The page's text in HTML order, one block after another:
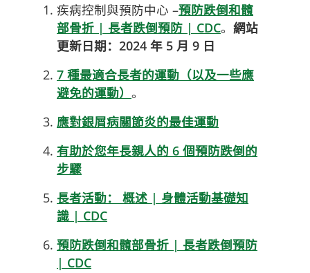
疾病控制與預防中心 –預防跌倒和髖
部骨折 | 長者跌倒預防 | CDC。 網站
更新日期：2024 年 5 月 9 日
7 種最適合長者的運動（以及一些應
避免的運動） 。
應對銀屑病關節炎的最佳運動
有助於您年長親人的 6 個預防跌倒的
步驟
長者活動： 概述 | 身體活動基礎知
識 | CDC
預防跌倒和髖部骨折 | 長者跌倒預防
| CDC